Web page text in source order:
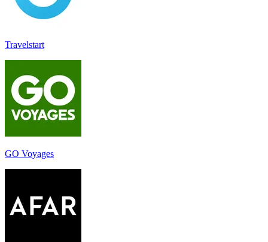
Travelstart
GO Voyages